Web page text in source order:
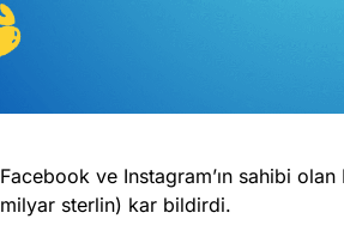
Facebook ve Instagram’ın sahibi
milyar sterlin) kar bildirdi.